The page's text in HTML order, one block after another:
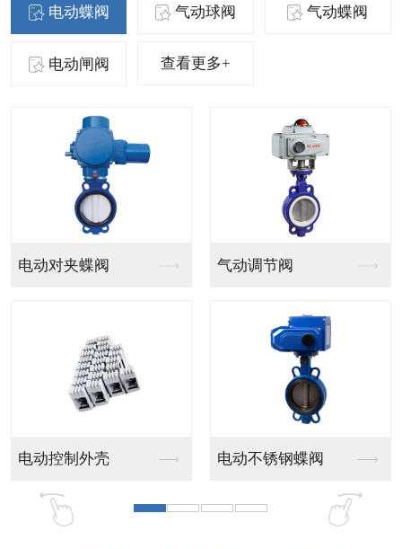
电动蝶阀 气动球阀 气动蝶阀
电动闸阀 查看更多+
气动法兰球阀 气动PVC球阀
气动PPH球阀